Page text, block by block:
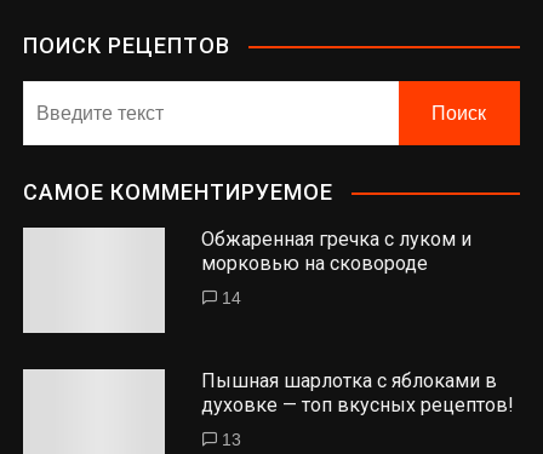
ПОИСК РЕЦЕПТОВ
САМОЕ КОММЕНТИРУЕМОЕ
Обжаренная гречка с луком и
морковью на сковороде
14
Пышная шарлотка с яблоками в
духовке — топ вкусных рецептов!
13